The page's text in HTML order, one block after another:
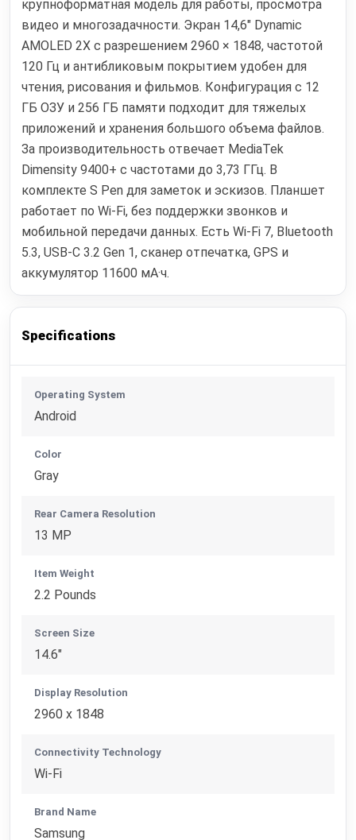
крупноформатная модель для работы, просмотра
видео и многозадачности. Экран 14,6" Dynamic
AMOLED 2X с разрешением 2960 × 1848, частотой
120 Гц и антибликовым покрытием удобен для
чтения, рисования и фильмов. Конфигурация с 12
ГБ ОЗУ и 256 ГБ памяти подходит для тяжелых
приложений и хранения большого объема файлов.
За производительность отвечает MediaTek
Dimensity 9400+ с частотами до 3,73 ГГц. В
комплекте S Pen для заметок и эскизов. Планшет
работает по Wi‑Fi, без поддержки звонков и
мобильной передачи данных. Есть Wi‑Fi 7, Bluetooth
5.3, USB‑C 3.2 Gen 1, сканер отпечатка, GPS и
аккумулятор 11600 мА·ч.
Specifications
Operating System
Android
Color
Gray
Rear Camera Resolution
13 MP
Item Weight
2.2 Pounds
Screen Size
14.6"
Display Resolution
2960 x 1848
Connectivity Technology
Wi-Fi
Brand Name
Samsung